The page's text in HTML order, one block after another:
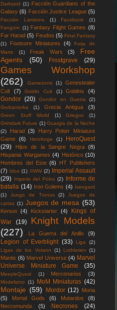
Darkseid (1) Facción Guardians of the
Galaxy (6) Facción Justice League (5)
Facción Lanterns (1) Facebook
(1)
Fangorn (1) Fantasy Flight Games (8)
Far Harad (5) Feudos (5) Final Fantasy
(1)
Footsore Miniatures (4)
Forja de
Marte
(1) Freak Wars (3)
Free
Agents
(50) Frostgrave (29)
Games Workshop
(262)
Gamezone (1)
Genestealer
Cult
(7) Goblin Cult (1) Goblins (4)
Gondor (20) Gondor en Guerra
(2)
Gorkamorka
(1) Grecia Antigua (3)
Green Stuff World (1) Griegos
(1)
Grimdark Future (1) Guargia de la Noche
(2)
Harad (3)
Harry Potter Miniature
Game
(6) Heroforge (1)
HeroQuest
(29)
Hijos de la Sangre Negra
(8)
Hispania Wargames (4) Histórico (10)
Hombres del Este (6)
HT Publishers
(7) Idos (1) IIWW (2)
Imperial Assault
(29) Imperio del Polvo (2)
Informe de
batalla (14) Iron Golems (4) Isengard
(1)
Juego de Tronos (2)
Juegos de
cartas (1) Juegos de mesa (53)
Kensei (4) Kickstarter (4)
Kings of
War
(19)
Knight Models
(227)
La Guerra del Anillo (9)
Legion of Everblight (33) Liga
(2)
Ligas de los Votann
(1) Lothlorien (1)
Mantic (6) Marvel Universe (4) Marvel
Universe Miniature Game
(35)
MeepleQuest (1) Mercenarios (3)
Modelismo (1) MoM Miniaturas (42)
Montaje (59) Mordor (12) Moria
(5)
Mortal Gods (6) Mutardos
(8)
Necromunda
(5) Necrones (24)